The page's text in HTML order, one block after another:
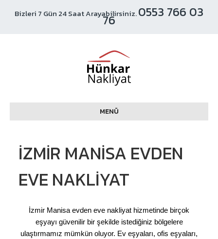
Bizleri 7 Gün 24 Saat Arayabilirsiniz.0553 766 03
76
MENÜ
İZMIR MANISA EVDEN
EVE NAKLIYAT
İzmir Manisa evden eve nakliyat hizmetinde birçok
eşyayı güvenilir bir şekilde istediğiniz bölgelere
ulaştırmamız mümkün oluyor. Ev eşyaları, ofis eşyaları,